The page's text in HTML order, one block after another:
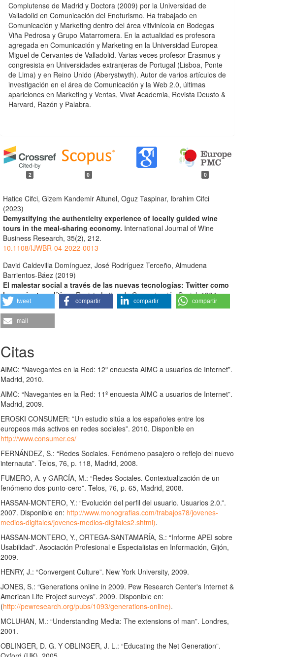
Complutense de Madrid y Doctora (2009) por la Universidad de
Valladolid en Comunicación del Enoturismo. Ha trabajado en
Comunicación y Marketing dentro del área vitivinícola en Bodegas
Viña Pedrosa y Grupo Matarromera. En la actualidad es profesora
agregada en Comunicación y Marketing en la Universidad Europea
Miguel de Cervantes de Valladolid. Varias veces profesor Erasmus y
congresista en Universidades extranjeras de Portugal (Lisboa, Ponte
de Lima) y en Reino Unido (Aberystwyth). Autor de varios artículos de
investigación en el área de Comunicación y la Web 2.0, últimas
apariciones en Marketing y Ventas, Vivat Academia, Revista Deusto &
Harvard, Razón y Palabra.
2 0 0
Hatice Cifci, Gizem Kandemir Altunel, Oguz Taspinar, Ibrahim Cifci
(2023)
Demystifying the authenticity experience of locally guided wine
tours in the meal-sharing economy. International Journal of Wine
Business Research,35(2),212.
10.1108/IJWBR-04-2022-0013
David Caldevilla Domínguez, José Rodríguez Terceño, Almudena
Barrientos-Báez (2019)
El malestar social a través de las nuevas tecnologías: Twitter como
herramienta política .Revista Latina de Comunicación Social,1264.
10.4185/RLCS-2019-1383
tweet compartir compartir compartir
mail
Citas
AIMC: “Navegantes en la Red: 12º encuesta AIMC a usuarios de Internet”.
Madrid, 2010.
AIMC: “Navegantes en la Red: 11º encuesta AIMC a usuarios de Internet”.
Madrid, 2009.
EROSKI CONSUMER: ”Un estudio sitúa a los españoles entre los
europeos más activos en redes sociales”. 2010. Disponible en
http://www.consumer.es/
FERNÁNDEZ, S.: “Redes Sociales. Fenómeno pasajero o reflejo del nuevo
internauta”. Telos, 76, p. 118, Madrid, 2008.
FUMERO, A. y GARCÍA, M.: “Redes Sociales. Contextualización de un
fenómeno dos-punto-cero”. Telos, 76, p. 65, Madrid, 2008.
HASSAN-MONTERO, Y.: “Evolución del perfil del usuario. Usuarios 2.0.”.
2007. Disponible en: http://www.monografias.com/trabajos78/jovenes-
medios-digitales/jovenes-medios-digitales2.shtml).
HASSAN-MONTERO, Y., ORTEGA-SANTAMARÍA, S.: “Informe APEI sobre
Usabilidad”. Asociación Profesional e Especialistas en Información, Gijón,
2009.
HENRY, J.: “Convergent Culture”. New York University, 2009.
JONES, S.: “Generations online in 2009. Pew Research Center's Internet &
American Life Project surveys”. 2009. Disponible en:
(http://pewresearch.org/pubs/1093/generations-online).
MCLUHAN, M.: “Understanding Media: The extensions of man”. Londres,
2001.
OBLINGER, D. G. Y OBLINGER, J. L.: “Educating the Net Generation”.